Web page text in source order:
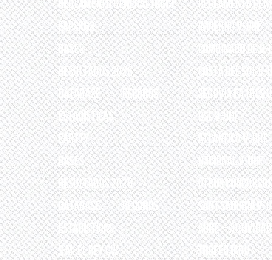
Reglamento General (RGC)
EAPSK63
BASES
RESULTADOS 2026
Database
Records
ESTADÍSTICAS
EARTTY
BASES
RESULTADOS 2026
Database
Records
ESTADÍSTICAS
S.M. EL REY CW
REGLAMENTO
INVIERNO V-UHF
Combinado de V-
Costa del Sol V-
Segovia EA1RCS
QSL V-UHF
Atlántico V-UHF
Nacional V-UHF
OTROS CONCURSOS
Sant Sadurní V-
AURE – Actividad
TROFEO IARU